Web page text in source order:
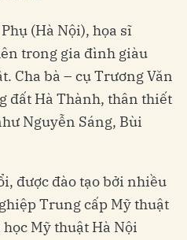
(Hà Nội), họa sĩ
trong gia đình giàu
Cha bà – cụ Trương Văn
đất Hà Thành, thân thiết
Nguyễn Sáng, Bùi
được đào tạo bởi nhiều
Trung cấp Mỹ thuật
Mỹ thuật Hà Nội